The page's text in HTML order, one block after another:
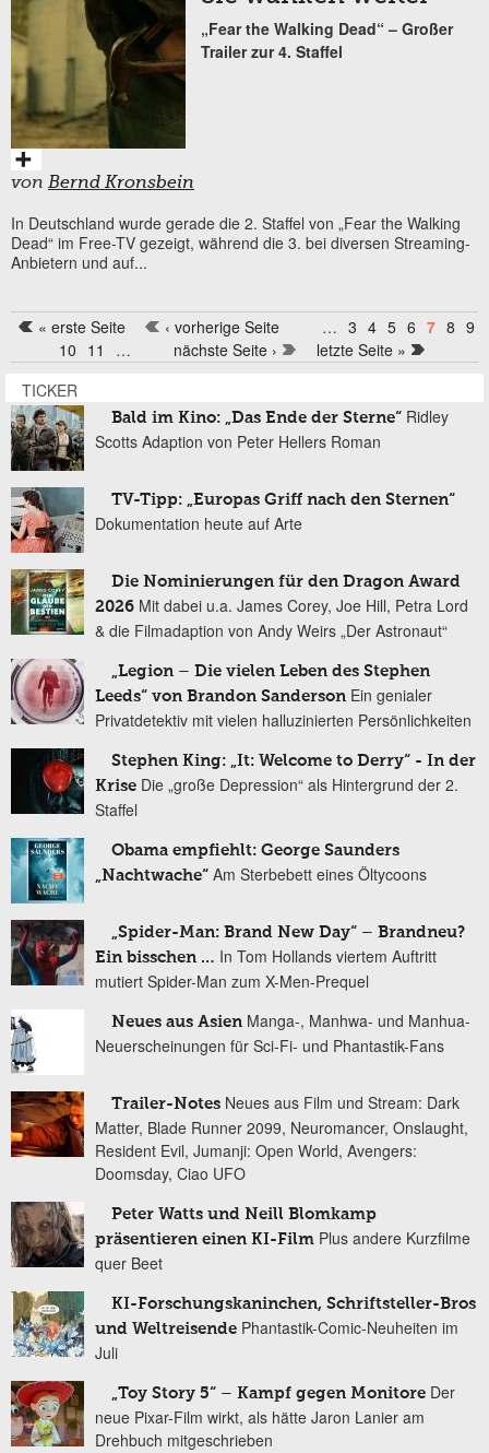
„Fear the Walking Dead“ – Großer
Trailer zur 4. Staffel
von Bernd Kronsbein
In Deutschland wurde gerade die 2. Staffel von „Fear the Walking
Dead“ im Free-TV gezeigt, während die 3. bei diversen Streaming-
Anbietern und auf...
Seiten
« erste Seite ‹ vorherige Seite … 3 4 5 6 7 8 9
10 11 … nächste Seite ›
letzte Seite »
TICKER
Bald im Kino: „Das Ende der Sterne“ Ridley
Scotts Adaption von Peter Hellers Roman
TV-Tipp: „Europas Griff nach den Sternen“
Dokumentation heute auf Arte
Die Nominierungen für den Dragon Award
2026 Mit dabei u.a. James Corey, Joe Hill, Petra Lord
& die Filmadaption von Andy Weirs „Der Astronaut“
„Legion – Die vielen Leben des Stephen
Leeds“ von Brandon Sanderson Ein genialer
Privatdetektiv mit vielen halluzinierten Persönlichkeiten
Stephen King: „It: Welcome to Derry“ - In der
Krise Die „große Depression“ als Hintergrund der 2.
Staffel
Obama empfiehlt: George Saunders
„Nachtwache“ Am Sterbebett eines Öltycoons
„Spider-Man: Brand New Day“ – Brandneu?
Ein bisschen … In Tom Hollands viertem Auftritt
mutiert Spider-Man zum X-Men-Prequel
Neues aus Asien Manga-, Manhwa- und Manhua-
Neuerscheinungen für Sci-Fi- und Phantastik-Fans
Trailer-Notes Neues aus Film und Stream: Dark
Matter, Blade Runner 2099, Neuromancer, Onslaught,
Resident Evil, Jumanji: Open World, Avengers:
Doomsday, Ciao UFO
Peter Watts und Neill Blomkamp
präsentieren einen KI-Film Plus andere Kurzfilme
quer Beet
KI-Forschungskaninchen, Schriftsteller-Bros
und Weltreisende Phantastik-Comic-Neuheiten im
Juli
„Toy Story 5“ – Kampf gegen Monitore Der
neue Pixar-Film wirkt, als hätte Jaron Lanier am
Drehbuch mitgeschrieben